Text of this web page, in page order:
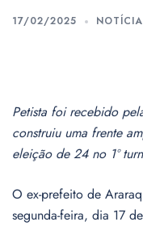
17/02/2025
Petista foi recebido
construiu uma frente
eleição de 24 no 1º
O ex-prefeito de
segunda-feira, dia 17